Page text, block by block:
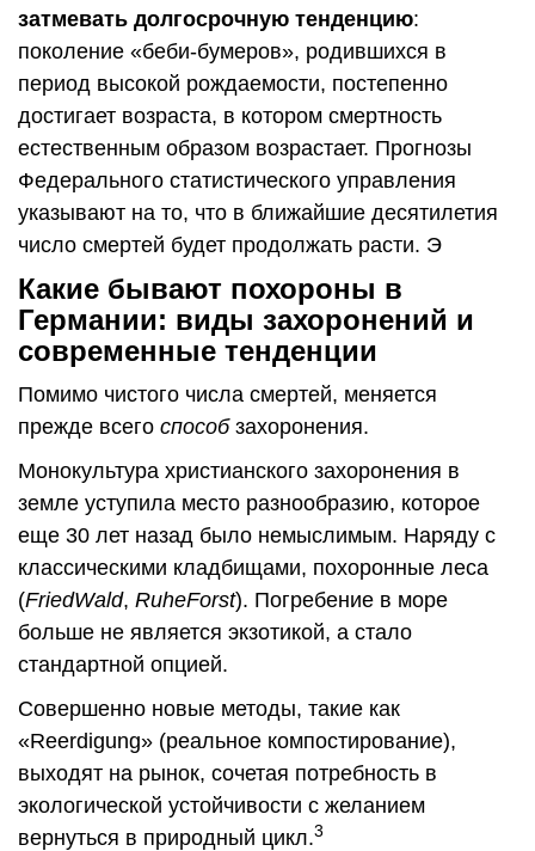
затмевать долгосрочную тенденцию:
поколение «беби-бумеров», родившихся в
период высокой рождаемости, постепенно
достигает возраста, в котором смертность
естественным образом возрастает. Прогнозы
Федерального статистического управления
указывают на то, что в ближайшие десятилетия
число смертей будет продолжать расти. Э
Какие бывают похороны в
Германии: виды захоронений и
современные тенденции
Помимо чистого числа смертей, меняется
прежде всего способзахоронения.
Монокультура христианского захоронения в
земле уступила место разнообразию, которое
еще 30 лет назад было немыслимым. Наряду с
классическими кладбищами, похоронные леса
(FriedWald, RuheForst). Погребение в море
больше не является экзотикой, а стало
стандартной опцией.
Совершенно новые методы, такие как
«Reerdigung» (реальное компостирование),
выходят на рынок, сочетая потребность в
экологической устойчивости с желанием
вернуться в природный цикл.3